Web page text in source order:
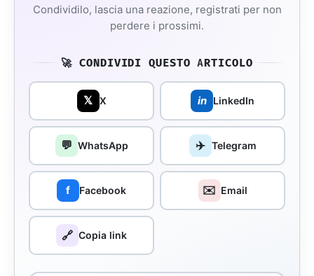
Condividilo, lascia una reazione, registrati per non
perdere i prossimi.
🚀 CONDIVIDI QUESTO ARTICOLO
𝕏 X in LinkedIn
💬 WhatsApp ✈️ Telegram
f Facebook ✉️ Email
🔗 Copia link